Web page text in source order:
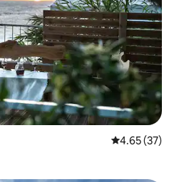
평점 4.65점(5
4.65 (37)